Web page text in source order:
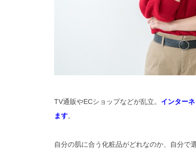
ューティ）」
自宅でサロンクオリティ
「COLORIS（カラリス
1人ひとりの健康に寄
新規でパーソナライズド
TV通販やECショップなどが乱立。 インター
ます。
自分の肌に合う化粧品がどれなのか、自分で